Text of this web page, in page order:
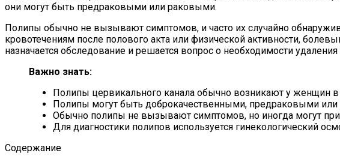
они могут быть предраковыми или раковыми.
Полипы обычно не вызывают симптомов, и часто их случайно
кровотечениям после полового акта или физической активности,
назначается обследование и решается вопрос о необходимости удаления
Важно знать:
Полипы цервикального канала обычно возникают у женщин в
Полипы могут быть доброкачественными, предраковыми
Обычно полипы не вызывают симптомов, но иногда могут
Для диагностики полипов используется гинекологический
Содержание